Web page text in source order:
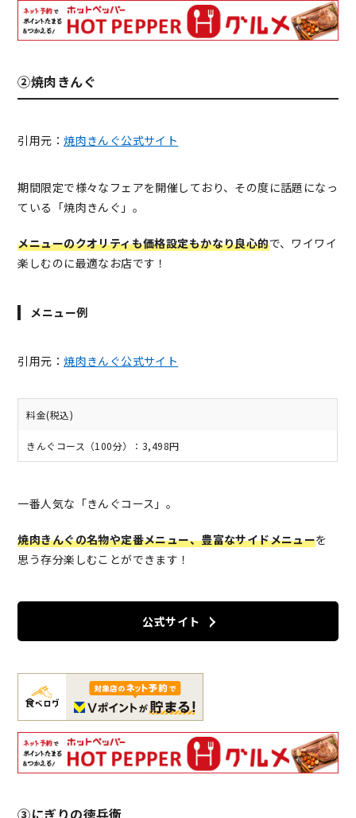
②焼肉きんぐ
引用元：焼肉きんぐ公式サイト
期間限定で様々なフェアを開催しており、その度に話題になっ
ている「焼肉きんぐ」。
メニューのクオリティも価格設定もかなり良心的で、ワイワイ
楽しむのに最適なお店です！
メニュー例
引用元：焼肉きんぐ公式サイト
料金(税込)
きんぐコース（100分）：3,498円
一番人気な「きんぐコース」。
焼肉きんぐの名物や定番メニュー、豊富なサイドメニューを
思う存分楽しむことができます！
公式サイト
③にぎりの徳兵衛